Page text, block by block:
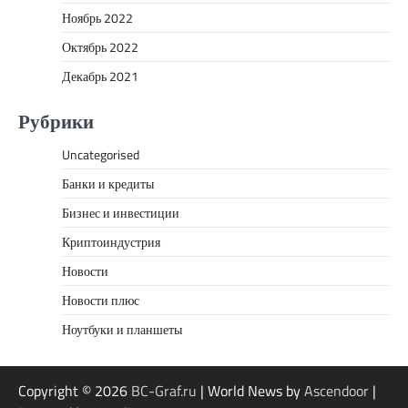
Ноябрь 2022
Октябрь 2022
Декабрь 2021
Рубрики
Uncategorised
Банки и кредиты
Бизнес и инвестиции
Криптоиндустрия
Новости
Новости плюс
Ноутбуки и планшеты
Copyright © 2026 BC-Graf.ru | World News byAscendoor |